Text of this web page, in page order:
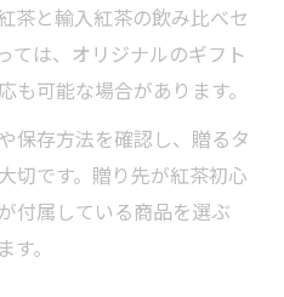
茶と輸入紅茶の飲み比べセ
ては、オリジナルのギフト
可能な場合があります。
保存方法を確認し、贈るタ
切です。贈り先が紅茶初心
付属している商品を選ぶ
。